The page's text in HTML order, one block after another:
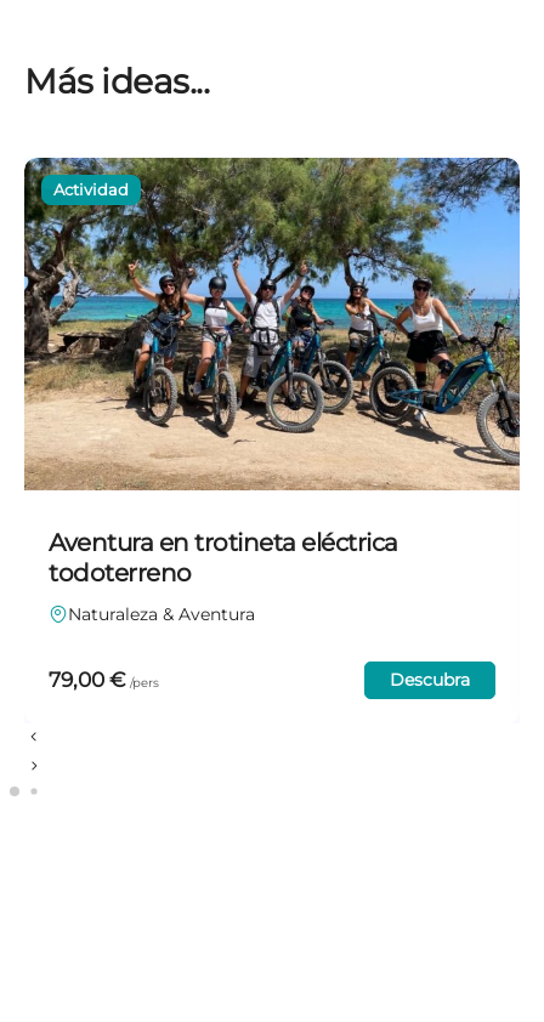
Más ideas...
Aventura en trotineta eléctrica
todoterreno
Naturaleza & Aventura
79,00 € Descubra